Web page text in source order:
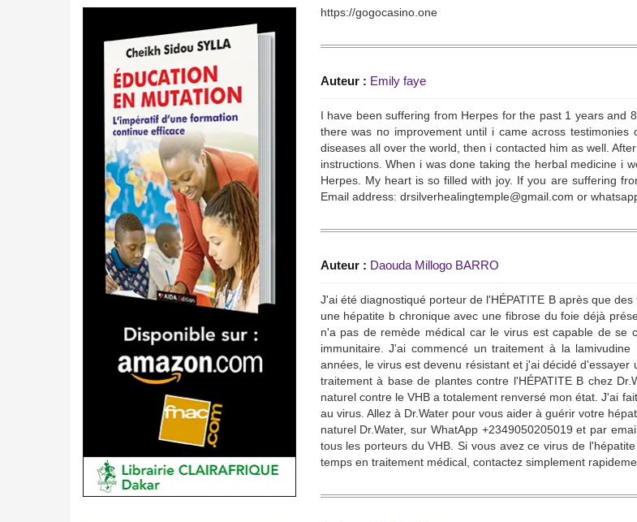
https://gogocasino.one
Auteur : Emily faye
I have been suffering from Herpes for the past 1 years and
there was no improvement until i came across
diseases all over the world, then i contacted him as well.
instructions. When i was done taking the herbal medicine i
Herpes. My heart is so filled with joy. If you are suffering
Email address: drsilverhealingtemple@gmail.com or
Auteur : Daouda Millogo BARRO
J'ai été diagnostiqué porteur de l'HÉPATITE B après que
une hépatite b chronique avec une fibrose du foie déjà
n'a pas de remède médical car le virus est capable de se
immunitaire. J'ai commencé un traitement à la
années, le virus est devenu résistant et j'ai décidé
traitement à base de plantes contre l'HÉPATITE B chez
naturel contre le VHB a totalement renversé mon état. J'ai
au virus. Allez à Dr.Water pour vous aider à guérir votre
naturel Dr.Water, sur WhatApp +2349050205019 et par
tous les porteurs du VHB. Si vous avez ce virus de
temps en traitement médical, contactez simplement